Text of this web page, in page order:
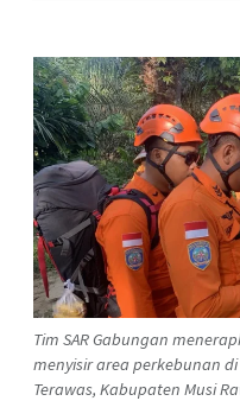
Tim SAR Gabungan
menyisir area perkebunan di
Terawas, Kabupaten Musi